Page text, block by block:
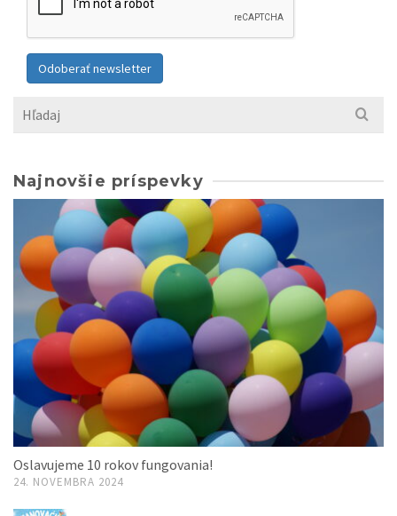
Odoberať newsletter
Search
Najnovšie príspevky
Oslavujeme 10 rokov fungovania!
24. NOVEMBRA 2024